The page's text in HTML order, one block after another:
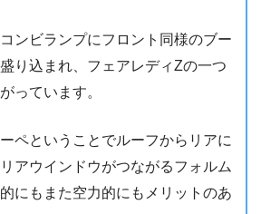
ンビランプにフロント同様のブー
り込まれ、フェアレディZの一つ
っています。
ペということでルーフからリアに
アウインドウがつながるフォルム
にもまた空力的にもメリットのあ